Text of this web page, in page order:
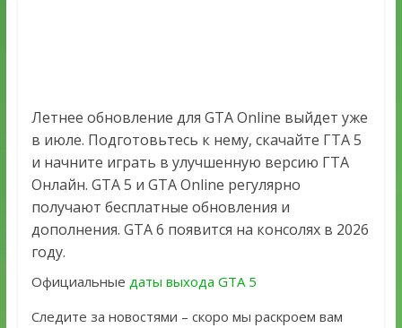
Летнее обновление для GTA Online выйдет уже
в июле. Подготовьтесь к нему, скачайте ГТА 5
и начните играть в улучшенную версию ГТА
Онлайн. GTA 5 и GTA Online регулярно
получают бесплатные обновления и
дополнения. GTA 6 появится на консолях в 2026
году.
Официальные даты выхода GTA 5
Cледите за новостями – скоро мы раскроем вам